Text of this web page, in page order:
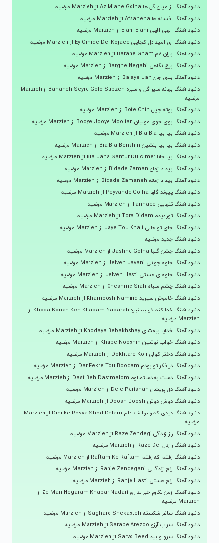
دانلود آهنگ از میان گل ها Az Miane Golha از Marzieh مرضیه
دانلود آهنگ افسانه ها Afsaneha از Marzieh مرضیه
دانلود آهنگ الهی الهی Elahi-Elahi از Marzieh مرضیه
دانلود آهنگ ای امید دل کجایی Ey Omide Del Kojaee از Marzieh مرضیه
دانلود آهنگ باران غم Barane Gham از Marzieh مرضیه
دانلود آهنگ برق نگاهی Barghe Negahi از Marzieh مرضیه
دانلود آهنگ بلای جان Balaye Jan از Marzieh مرضیه
دانلود آهنگ بهانه سیر گل و سبزه Bahaneh Seyre Golo Sabzeh از Marzieh
مرضیه
دانلود آهنگ بوته چین Bote Chin از Marzieh مرضیه
دانلود آهنگ بوی جوی مولیان Booye Jooye Moolian از Marzieh مرضیه
دانلود آهنگ بیا بیا Bia Bia از Marzieh مرضیه
دانلود آهنگ بیا بیا بنشین Bia Bia Benshin از Marzieh مرضیه
دانلود آهنگ بیا جانا Bia Jana Santur Dulcimer از Marzieh مرضیه
دانلود آهنگ بیداد زمان Bidade Zaman از Marzieh مرضیه
دانلود آهنگ بیداد زمانه Bidade Zamaneh از Marzieh مرضیه
دانلود آهنگ پیوند گلها Peyvande Golha از Marzieh مرضیه
دانلود آهنگ تنهایی Tanhaee از Marzieh مرضیه
دانلود آهنگ تورادیدم Tora Didam از Marzieh مرضیه
دانلود آهنگ جای تو خالی Jaye Tou Khali از Marzieh مرضیه
دانلود آهنگ جدید مرضیه
دانلود آهنگ جشن گلها Jashne Golha از Marzieh مرضیه
دانلود آهنگ جلوه جوانی Jelveh Javani از Marzieh مرضیه
دانلود آهنگ جلوه ی هستی Jelveh Hasti از Marzieh مرضیه
دانلود آهنگ چشم سیاه Cheshme Siah از Marzieh مرضیه
دانلود آهنگ خاموش نمیرید Khamoosh Namirid از Marzieh مرضیه
دانلود آهنگ خدا کنه خوابم نبره Khoda Koneh Keh Khabam Nabareh از
Marzieh مرضیه
دانلود آهنگ خدایا ببخشای Khodaya Bebakhshay از Marzieh مرضیه
دانلود آهنگ خواب نوشین Khabe Nooshin از Marzieh مرضیه
دانلود آهنگ دختر کولی Dokhtare Koli از Marzieh مرضیه
دانلود آهنگ در فکر تو بودم Dar Fekre Tou Boodam از Marzieh مرضیه
دانلود آهنگ دست به دستمالوم Dast Beh Dastmalom از Marzieh مرضیه
دانلود آهنگ دل پریشان Dele Parishan از Marzieh مرضیه
دانلود آهنگ دوش دوش Doosh Doosh از Marzieh مرضیه
دانلود آهنگ دیدی که رسوا شد دلم Didi Ke Rosva Shod Delam از Marzieh
مرضیه
دانلود آهنگ راز زندگی Raze Zendegi از Marzieh مرضیه
دانلود آهنگ رازدل Raze Del از Marzieh مرضیه
دانلود آهنگ رفتم که رفتم Raftam Ke Raftam از Marzieh مرضیه
دانلود آهنگ رنج زندگانی Ranje Zendegani از Marzieh مرضیه
دانلود آهنگ رنج هستی Ranje Hasti از Marzieh مرضیه
دانلود آهنگ زمن نگارم خبر نداری Ze Man Negaram Khabar Nadari از
Marzieh مرضیه
دانلود آهنگ ساغر شکسته Saghare Shekasteh از Marzieh مرضیه
دانلود آهنگ سراب آرزو Sarabe Arezoo از Marzieh مرضیه
دانلود آهنگ سرو و بید Sarvo Beed از Marzieh مرضیه